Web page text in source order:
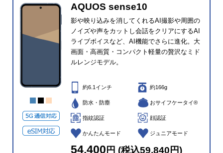
AQUOS sense10
影や映り込みを消してくれるAI撮影や周囲の
ノイズや声をカットし会話をクリアにするAI
ライブボイスなど、AI機能でさらに進化。大
画面・高画質・コンパクト軽量の贅沢なミド
ルレンジモデル。
約6.1インチ 約166g
防水・防塵 おサイフケータイ®
指紋認証 顔認証
かんたんモード ジュニアモード
54,400 円 (税込59,840円)